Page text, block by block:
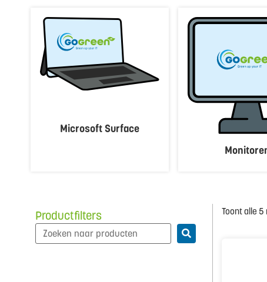
Microsoft Surface
Productfilters Toont alle